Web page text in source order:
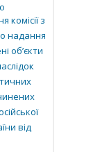
з
надання
об’єкти
від